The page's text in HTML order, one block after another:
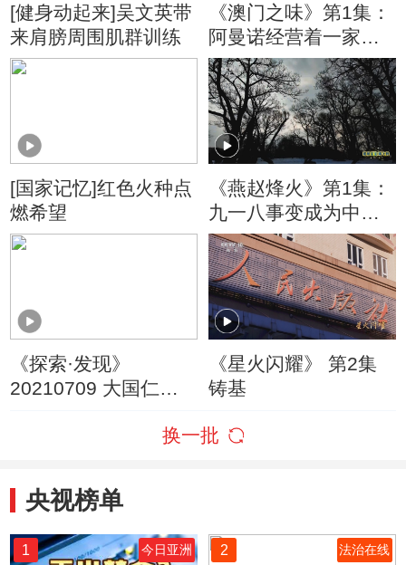
[健身动起来]吴文英带
来肩膀周围肌群训练
《澳门之味》第1集：
阿曼诺经营着一家葡
国风味的私房菜餐厅
[国家记忆]红色火种点
燃希望
《燕赵烽火》第1集：
九一八事变成为中国
人民抗日战争的起点
《探索·发现》
20210709 大国仁医
《星火闪耀》 第2集
铸基
换一批
央视榜单
1 今日亚洲 2 法治在线